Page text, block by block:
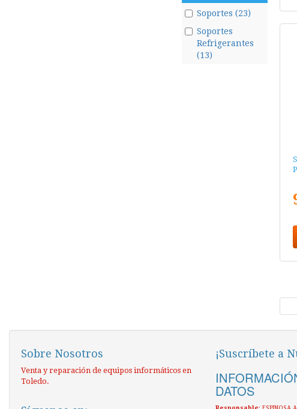
Soportes (23)
Soportes
Refrigerantes
(13)
Sobre Nosotros
Venta y reparación de equipos informáticos en
Toledo.
¡Suscríbete a
DATOS